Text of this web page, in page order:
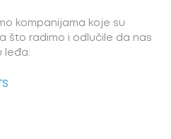
kompanijama koje su
što radimo i odlučile da nas
leđa: